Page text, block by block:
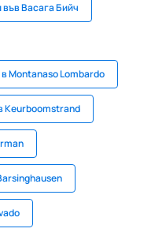
във Васага Бийч
Montanaso Lombardo
Keurboomstrand